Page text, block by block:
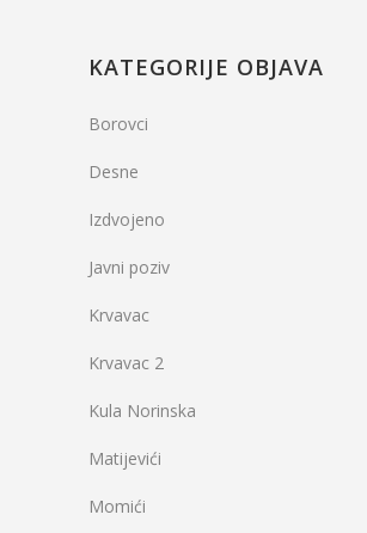
KATEGORIJE OBJAVA
Borovci
Desne
Izdvojeno
Javni poziv
Krvavac
Krvavac 2
Kula Norinska
Matijevići
Momići